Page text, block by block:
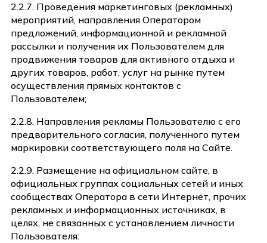
2.2.7. Проведения маркетинговых (рекламных)
мероприятий, направления Оператором
предложений, информационной и рекламной
рассылки и получения их Пользователем для
продвижения товаров для активного отдыха и
других товаров, работ, услуг на рынке путем
осуществления прямых контактов с
Пользователем;
2.2.8. Направления рекламы Пользователю с его
предварительного согласия, полученного путем
маркировки соответствующего поля на Сайте.
2.2.9. Размещение на официальном сайте, в
официальных группах социальных сетей и иных
сообществах Оператора в сети Интернет, прочих
рекламных и информационных источниках, в
целях, не связанных с установлением личности
Пользователя: